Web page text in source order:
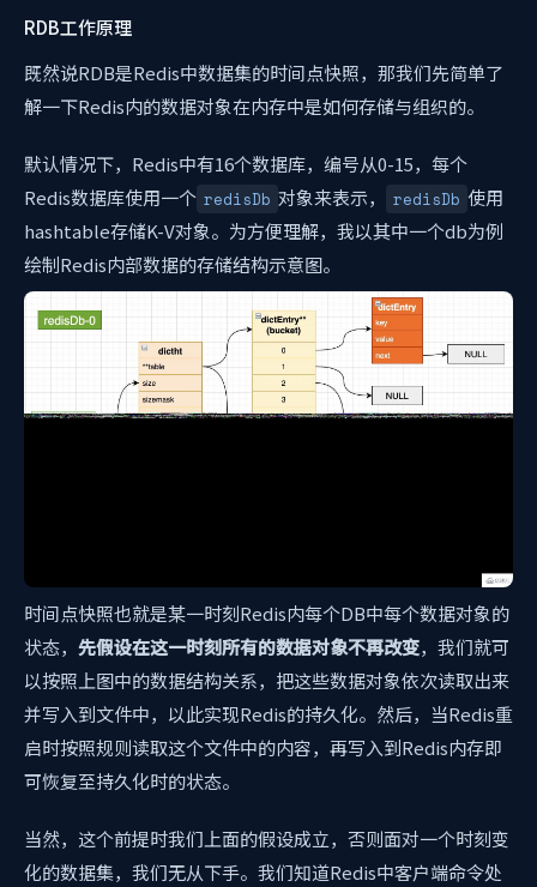
RDB工作原理
既然说RDB是Redis中数据集的时间点快照，那我们先简单了
解一下Redis内的数据对象在内存中是如何存储与组织的。
默认情况下，Redis中有16个数据库，编号从0-15，每个
Redis数据库使用一个 redisDb 对象来表示， redisDb 使用
hashtable存储K-V对象。为方便理解，我以其中一个db为例
绘制Redis内部数据的存储结构示意图。
时间点快照也就是某一时刻Redis内每个DB中每个数据对象的
状态， 先假设在这一时刻所有的数据对象不再改变，我们就可
以按照上图中的数据结构关系，把这些数据对象依次读取出来
并写入到文件中，以此实现Redis的持久化。然后，当Redis重
启时按照规则读取这个文件中的内容，再写入到Redis内存即
可恢复至持久化时的状态。
当然，这个前提时我们上面的假设成立，否则面对一个时刻变
化的数据集，我们无从下手。我们知道Redis中客户端命令处